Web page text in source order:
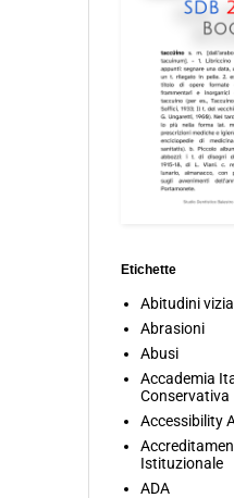
Etichette
Abitudini
Abrasioni
Abusi
Accademia
Conservativa
Accessibility
Istituzionale
ADA